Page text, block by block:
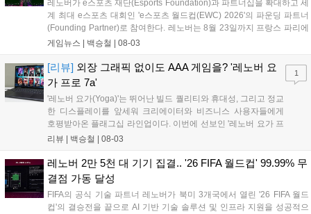
레노버가 e스포츠 재단(Esports Foundation)과 파트너십을 확대하고 세
계 최대 e스포츠 대회인 'e스포츠 월드컵(EWC) 2026'의 파운딩 파트너
(Founding Partner)로 참여한다. 레노버는 8월 23일까지 프랑스 파리에
서 열리는 이번 대회 기간 동안 경기장을 비롯해 연습 시설, 방송 스튜디
를 공급한다. 이를 통해 전 세계 100여 개국에서 참가한 2,000명 이상의
선수들이 안정적인 하드웨어 환경에서 경기를 치를 수 있도록 기술적 지
원을 제공한다....
게임뉴스 | 백승철 08-03
[리뷰] 외장 그래픽 없이도 AAA 게임을? '레노버 요
가 프로 7a'
'레노버 요가(Yoga)'는 뛰어난 빌드 퀄리티와 휴대성, 그리고 정교
한 디스플레이를 앞세워 크리에이터와 비즈니스 사용자들에게
호평받아온 플래그십 라인업이다. 이번에 선보인 '레노버 요가 프
로 7a(Yoga Pro 7a Gen 11, 이하 요가 프로 7a)'는 단순한 작업용
이젠 AI MAX+ 388(Ryzen AI Max+)'과 '라데온 8060S(Radeon
8060S)' 내장 그래픽을 탑재해, 영상 편집 및 3D 렌더링은 물론
게이머들의 눈길을 사로잡을 만한 강력한 그래픽 연산 성능을 품
었다....
리뷰 | 백승철 08-03
1
레노버 2만 5천 대 기기 집결.. '26 FIFA 월드컵' 99.99% 무
결점 가동 달성
FIFA의 공식 기술 파트너 레노버가 북미 3개국에서 열린 '26 FIFA 월드
컵'의 결승전을 끝으로 AI 기반 기술 솔루션 및 인프라 지원을 성공적으